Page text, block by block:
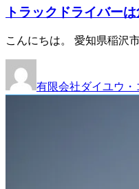
トラックドライバー
こんにちは。 愛知県稲沢
有限会社ダイユウ・